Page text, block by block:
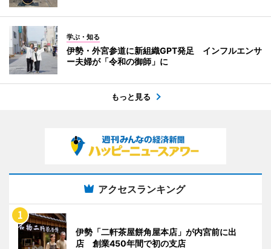
学ぶ・知る
伊勢・外宮参道に新組織GPT発足 インフルエンサ
ー夫婦が「令和の御師」に
もっと見る
アクセスランキング
伊勢「二軒茶屋餅角屋本店」が内宮前に出
店 創業450年間で初の支店